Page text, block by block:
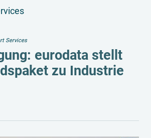
Services
eurodata stellt
zu Industrie